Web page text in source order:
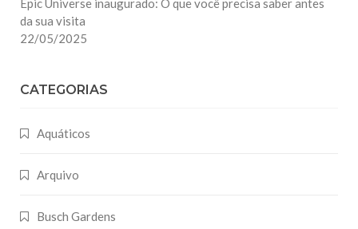
Epic Universe inaugurado: O que você precisa saber antes
da sua visita
22/05/2025
CATEGORIAS
Aquáticos
Arquivo
Busch Gardens